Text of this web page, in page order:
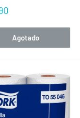
Agotado